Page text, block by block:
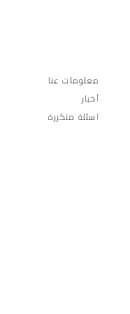
معلومات عنا
أخبار
اسئلة متكررة